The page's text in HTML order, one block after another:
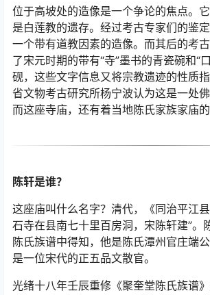
一口巨大的太平缸位于大殿之前，据说
用。
位于高坡处的造像是一个争论的焦点。它
是白莲教的遗存。经过考古专家们的鉴
一个带有道教因素的造像。而其后的考古
了宋元时期的带有“寺”墨书的青瓷碗和“
陈轩是谁？
这座庙叫什么名字？清代，《同治平江县
陈氏族谱中得知，他是陈氏潭州官庄端